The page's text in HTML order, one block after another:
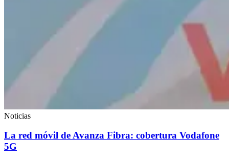
Noticias
La red móvil de Avanza Fibra: cobertura Vodafone
5G